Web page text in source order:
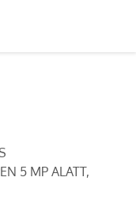
5 MP ALATT,